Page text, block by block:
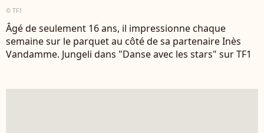
© TF1
Âgé de seulement 16 ans, il impressionne chaque
semaine sur le parquet au côté de sa partenaire Inès
Vandamme. Jungeli dans "Danse avec les stars" sur TF1